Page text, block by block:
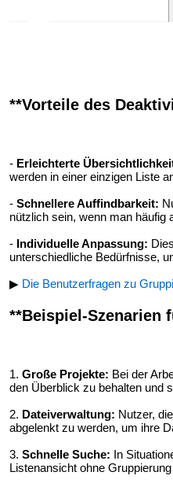
**Vorteile des
- Erleichterte
werden in einer einzigen Liste
- Schnellere Auffindbarkeit:
nützlich sein, wenn man häufig
- Individuelle Anpassung:
unterschiedliche Bedürfnisse,
▶ Die Benutzerfragen zu
**Beispiel-Szenarien
1. Große Projekte: Bei der
den Überblick zu behalten und
2. Dateiverwaltung: Nutzer,
abgelenkt zu werden, um ihre
3. Schnelle Suche: In
Listenansicht ohne